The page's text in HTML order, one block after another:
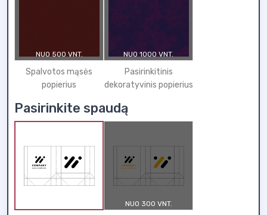
NUO 500 VNT.
Spalvotos mąsės
popierius
NUO 1000 VNT.
Pasirinkitinis
dekoratyvinis popierius
Pasirinkite spaudą
NUO 300 VNT.